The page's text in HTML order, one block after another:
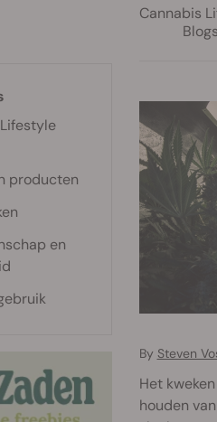
Cannabis
Blogs
By Steven
Het
houden
producten
en